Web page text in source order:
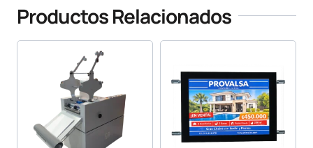
Productos Relacionados